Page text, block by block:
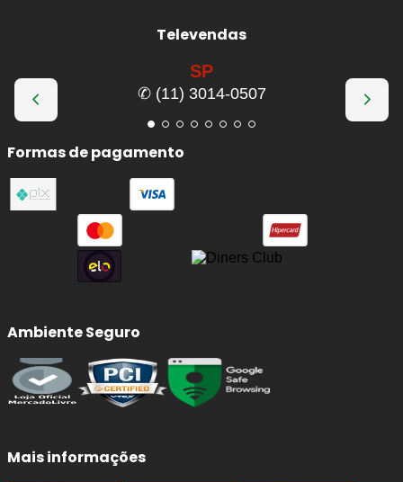
Televendas
SP
✆ (11) 3014-0507
Formas de pagamento
Ambiente Seguro
Mais informações